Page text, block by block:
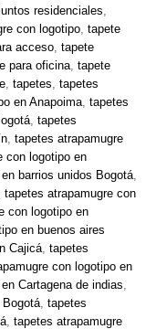
residenciales,
con logotipo, tapete
acceso, tapete
para oficina, tapete
, tapetes, tapetes
en Anapoima, tapetes
, tapetes
, tapetes atrapamugre
con logotipo en
barrios unidos Bogotá,
tapetes atrapamugre con
con logotipo en
en buenos aires
Cajicá, tapetes
con logotipo en
Cartagena de indias,
, tapetes
, tapetes atrapamugre